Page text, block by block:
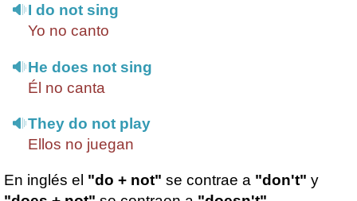
I do not sing
Yo no canto
He does not sing
Él no canta
They do not play
Ellos no juegan
En inglés el "do + not" se contrae a "don't" y